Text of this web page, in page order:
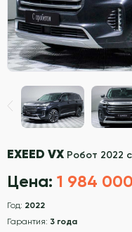
EXEED VX Робот 2022
Цена: 1 984
Год: 2022
Гарантия: 3 года